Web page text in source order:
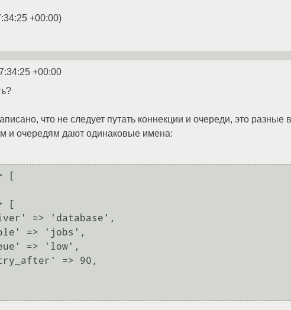
+00:00)
+00:00
что не следует путать коннекции и очереди, это разные
и очередям дают одинаковые имена:
[